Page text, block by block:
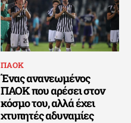
ΠΑΟΚ
Ένας ανανεωμένος
ΠΑΟΚ που αρέσει στον
κόσμο του, αλλά έχει
χτυπητές αδυναμίες